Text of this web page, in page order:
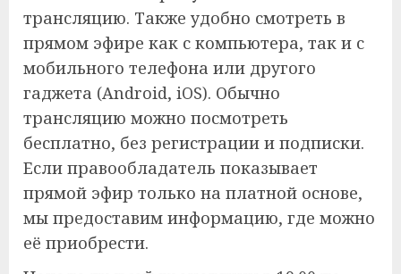
трансляцию. Также удобно смотреть в
прямом эфире как с компьютера, так и с
мобильного телефона или другого
гаджета (Android, iOS). Обычно
трансляцию можно посмотреть
бесплатно, без регистрации и подписки.
Если правообладатель показывает
прямой эфир только на платной основе,
мы предоставим информацию, где можно
её приобрести.